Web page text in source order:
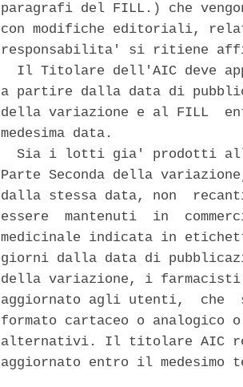
paragrafi del FILL.) che
con modifiche editoriali,
responsabilita' si ritiene
Il Titolare dell'AIC deve
a partire dalla data di
della variazione e al FILL
medesima data.
Sia i lotti gia' prodotti
Parte Seconda della
dalla stessa data, non
essere  mantenuti  in
medicinale indicata in
giorni dalla data di
della variazione, i
aggiornato agli utenti,
formato cartaceo o
alternativi. Il titolare AIC
aggiornato entro il medesimo